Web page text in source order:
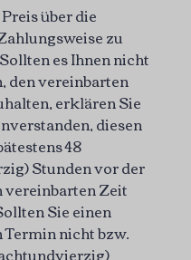
über die
zu
es Ihnen nicht
den vereinbarten
erklären Sie
diesen
48
Stunden vor der
Zeit
Sie einen
nicht bzw.